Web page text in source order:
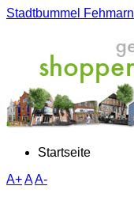
Stadtbummel Fehmarn
Startseite
A+AA-